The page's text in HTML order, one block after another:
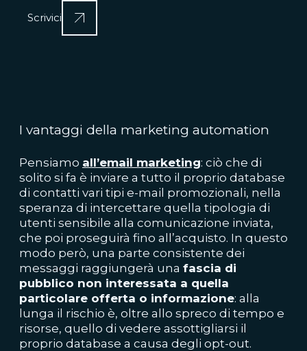
Scrivici
I vantaggi della marketing automation
Pensiamo all’email marketing: ciò che di
solito si fa è inviare a tutto il proprio database
di contatti vari tipi e-mail promozionali, nella
speranza di intercettare quella tipologia di
utenti sensibile alla comunicazione inviata,
che poi proseguirà fino all’acquisto. In questo
modo però, una parte consistente dei
messaggi raggiungerà una fascia di
pubblico non interessata a quella
particolare offerta o informazione: alla
lunga il rischio è, oltre allo spreco di tempo e
risorse, quello di vedere assottigliarsi il
proprio database a causa degli opt-out.